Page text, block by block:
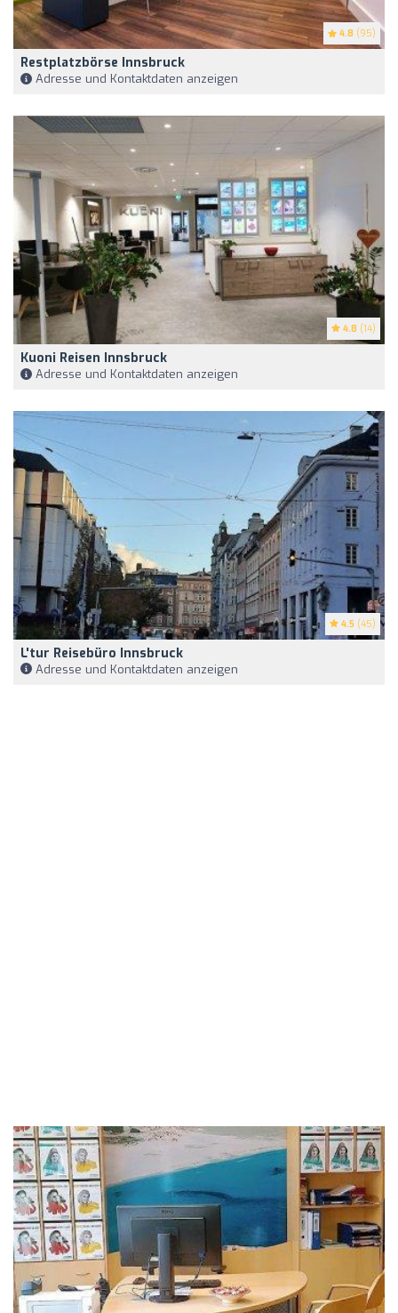
4.8 (95)
Restplatzbörse Innsbruck
Adresse und Kontaktdaten anzeigen
4.8 (14)
Kuoni Reisen Innsbruck
Adresse und Kontaktdaten anzeigen
4.5 (45)
L'tur Reisebüro Innsbruck
Adresse und Kontaktdaten anzeigen